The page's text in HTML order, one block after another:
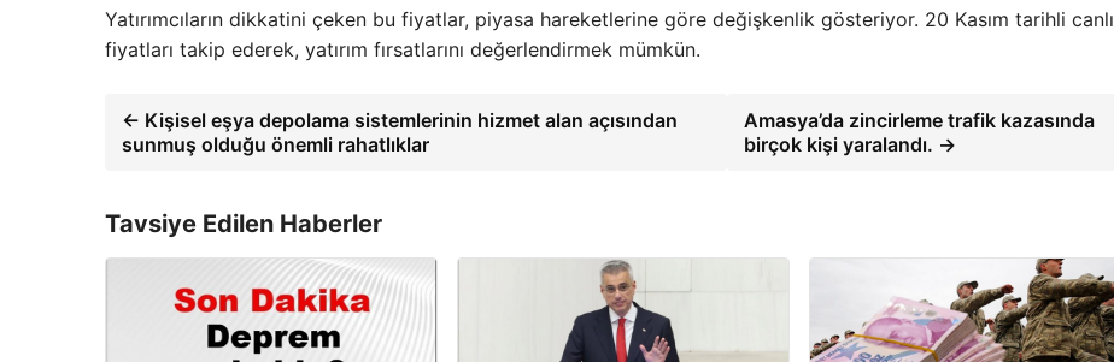
Yatırımcıların dikkatini çeken bu fiyatlar, piyasa hareketlerine göre değişkenlik gösteriyor. 20 Kasım tarihli canlı
fiyatları takip ederek, yatırım fırsatlarını değerlendirmek mümkün.
← Kişisel eşya depolama sistemlerinin hizmet alan açısından
sunmuş olduğu önemli rahatlıklar
Amasya’da zincirleme trafik kazasında
birçok kişi yaralandı. →
Tavsiye Edilen Haberler